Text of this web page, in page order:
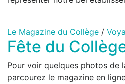
Le Magazine du Collège /
Fête du
Pour voir quelques photos de
parcourez le magazine en